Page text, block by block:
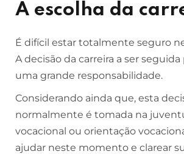
A escolha da
É difícil estar totalmente seguro
A decisão da carreira a ser
uma grande responsabilidade.
Considerando ainda que, esta
normalmente é tomada na
vocacional ou orientação
ajudar neste momento e clarear